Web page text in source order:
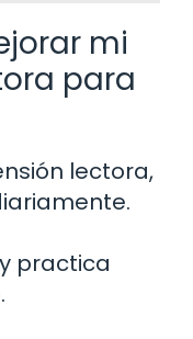
mi
para
lectora,
practica